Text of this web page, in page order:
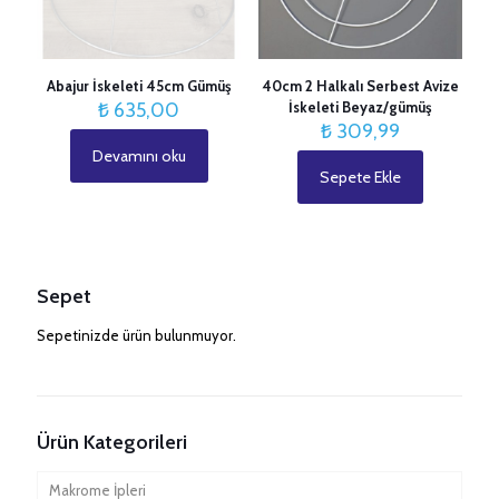
Abajur İskeleti 45cm Gümüş
₺ 635,00
Devamını oku
40cm 2 Halkalı Serbest Avize
İskeleti Beyaz/gümüş
₺309,99
Sepete Ekle
Sepet
Sepetinizde ürün bulunmuyor.
Ürün Kategorileri
Makrome İpleri